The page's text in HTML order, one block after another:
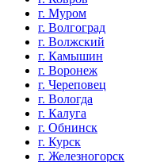
г. Муром
г. Волгоград
г. Волжский
г. Камышин
г. Воронеж
г. Череповец
г. Вологда
г. Калуга
г. Обнинск
г. Курск
г. Железногорск